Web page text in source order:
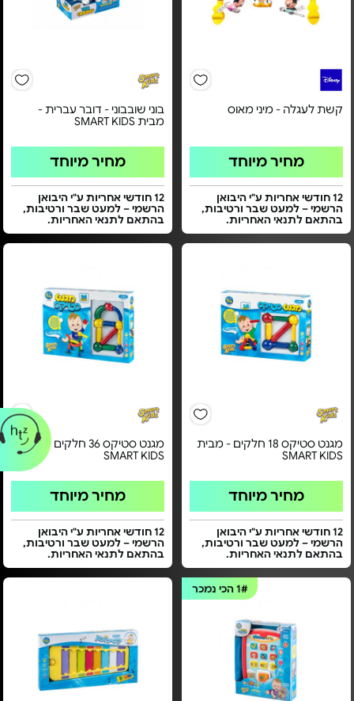
קשת לעגלה - מיני מאוס
מחיר מיוחד
12 חודשי אחריות ע"י היבואן
הרשמי – למעט שבר ורטיבות,
בהתאם לתנאי האחריות.
בוני שובבוני - דובר עברית -
מבית SMART KIDS
מחיר מיוחד
12 חודשי אחריות ע"י היבואן
הרשמי – למעט שבר ורטיבות,
בהתאם לתנאי האחריות.
מגנט סטיקס 18 חלקים - מבית
SMART KIDS
מחיר מיוחד
12 חודשי אחריות ע"י היבואן
הרשמי – למעט שבר ורטיבות,
בהתאם לתנאי האחריות.
מגנט סטיקס 36 חלקים - מבית
SMART KIDS
מחיר מיוחד
12 חודשי אחריות ע"י היבואן
הרשמי – למעט שבר ורטיבות,
בהתאם לתנאי האחריות.
1#הכי נמכר